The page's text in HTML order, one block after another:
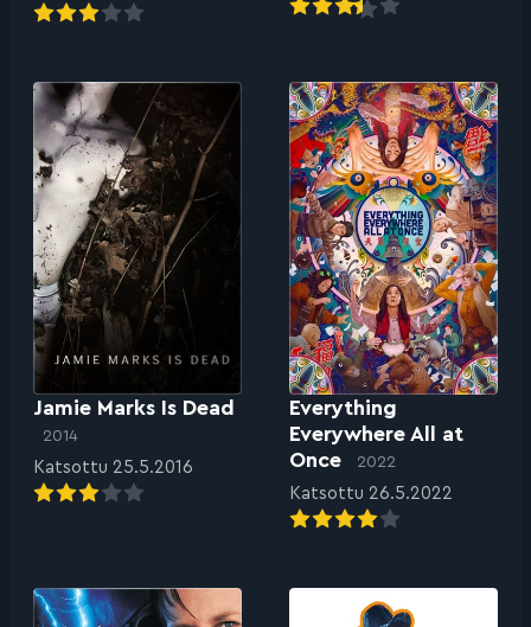
Jamie Marks Is Dead
2014
Katsottu 25.5.2016
Everything
Everywhere All at
Once
2022
Katsottu 26.5.2022